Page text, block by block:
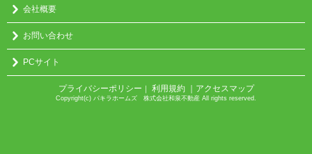
会社概要
お問い合わせ
PCサイト
プライバシーポリシー ｜ 利用規約 ｜アクセスマップ
Copyright(c) パキラホームズ 株式会社和泉不動産 All rights reserved.